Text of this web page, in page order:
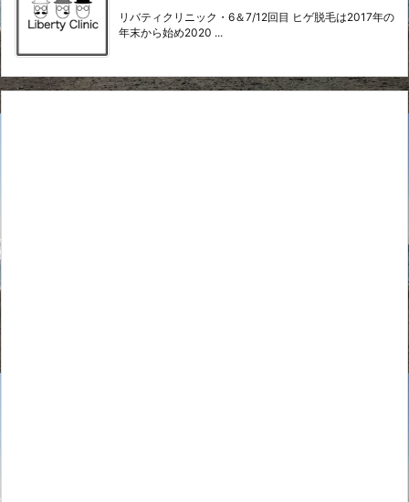
リバティクリニック・6＆7/12回目 ヒゲ脱毛は2017年の
年末から始め2020 ...